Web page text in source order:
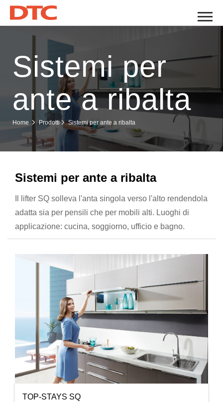
Sistemi per
ante a ribalta
Home Prodotti Sistemi per ante a ribalta
Sistemi per ante a ribalta
Il lifter SQ solleva l'anta singola verso l'alto rendendola
adatta sia per pensili che per mobili alti. Luoghi di
applicazione: cucina, soggiorno, ufficio e bagno.
TOP-STAYS SQ